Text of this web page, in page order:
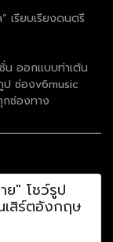
เรียบเรียงดนตรี
น ออกแบบท่าเต้น
ป ช่องv6music
กช่องทาง
ย" โชว์รูป
เสิร์ตอังกฤษ